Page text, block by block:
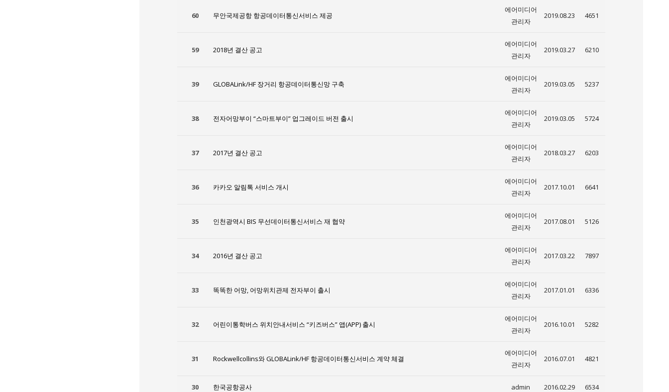
60 무안국제공항 항공데이터통신서비스 제공
에어미디어
관리자
2019.08.23 4651
59 2018년 결산 공고
에어미디어
관리자
2019.03.27 6210
39 GLOBALink/HF 장거리 항공데이터통신망 구축
에어미디어
관리자
2019.03.05 5237
38 전자어망부이 “스마트부이” 업그레이드 버전 출시
에어미디어
관리자
2019.03.05 5724
37 2017년 결산 공고
에어미디어
관리자
2018.03.27 6203
36 카카오 알림톡 서비스 개시
에어미디어
관리자
2017.10.01 6641
35 인천광역시 BIS 무선데이터통신서비스 재 협약
에어미디어
관리자
2017.08.01 5126
34 2016년 결산 공고
에어미디어
관리자
2017.03.22 7897
33 똑똑한 어망, 어망위치관제 전자부이 출시
에어미디어
관리자
2017.01.01 6336
32 어린이통학버스 위치안내서비스 “키즈버스” 앱(APP) 출시
에어미디어
관리자
2016.10.01 5282
31 Rockwellcollins와 GLOBALink/HF 항공데이터통신서비스 계약 체결
에어미디어
관리자
2016.07.01 4821
30 한국공항공사 admin 2016.02.29 6534